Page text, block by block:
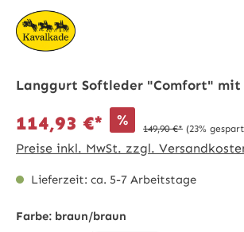
Langgurt Softleder "Comfort" mit
114,93 €* % 149,90 €* (23%
Preise inkl. MwSt. zzgl.
Lieferzeit: ca. 5-7 Arbeitstage
Farbe: braun/braun